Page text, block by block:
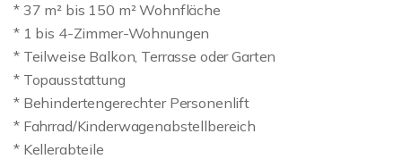
* 37 m² bis 150 m² Wohnfläche
* 1 bis 4-Zimmer-Wohnungen
* Teilweise Balkon, Terrasse oder Garten
* Topausstattung
* Behindertengerechter Personenlift
* Fahrrad/Kinderwagenabstellbereich
* Kellerabteile